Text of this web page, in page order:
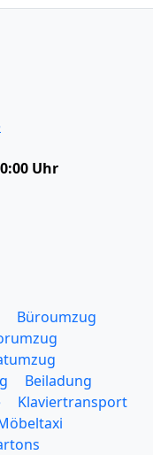
Uhr
Büroumzug
Beiladung
Klaviertransport